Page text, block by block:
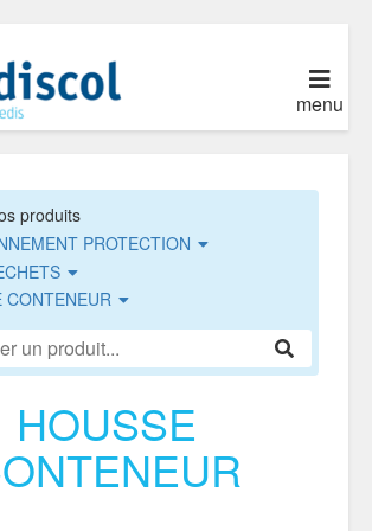
menu
produits
PROTECTION
CONTENEUR
HOUSSE